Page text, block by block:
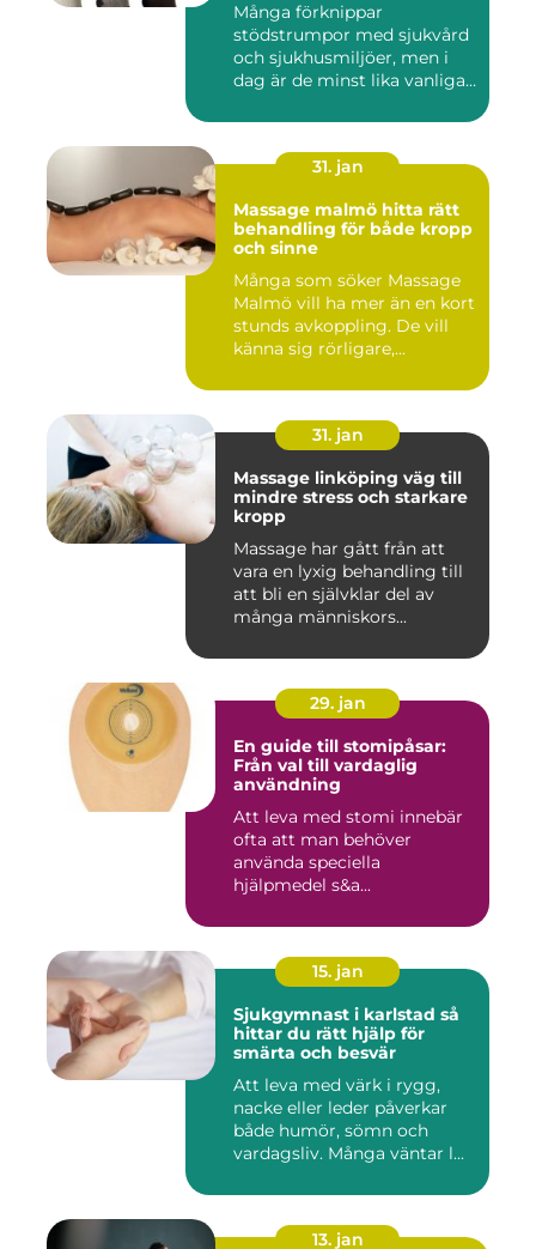
Många förknippar
stödstrumpor med sjukvård
och sjukhusmiljöer, men i
dag är de minst lika vanliga
31. jan
Massage malmö hitta rätt
behandling för både kropp
och sinne
Många som söker Massage
Malmö vill ha mer än en kort
stunds avkoppling. De vill
känna sig rörligare,...
31. jan
Massage linköping väg till
mindre stress och starkare
kropp
Massage har gått från att
vara en lyxig behandling till
att bli en självklar del av
många människors...
29. jan
En guide till stomipåsar:
Från val till vardaglig
användning
Att leva med stomi innebär
ofta att man behöver
använda speciella
hjälpmedel s&a...
15. jan
Sjukgymnast i karlstad så
hittar du rätt hjälp för
smärta och besvär
Att leva med värk i rygg,
nacke eller leder påverkar
både humör, sömn och
vardagsliv. Många väntar l...
13. jan